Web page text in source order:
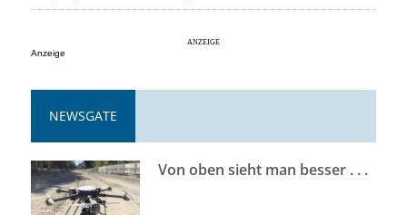
Anzeige
NEWSGATE
Von oben sieht man besser . . .